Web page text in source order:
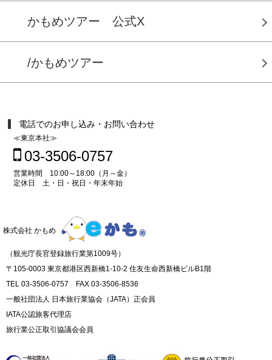
かもめツアー 公式X
/かもめツアー
電話でのお申し込み・お問い合わせ
≪東京本社≫
03-3506-0757
営業時間 10:00～18:00（月～金）
定休日 土・日・祝日・年末年始
株式会社 かもめ
（観光庁長官登録旅行業第1009号）
〒105-0003 東京都港区西新橋1-10-2 住友生命西新橋ビルB1階
TEL 03-3506-0757 FAX 03-3506-8536
一般社団法人 日本旅行業協会（JATA）正会員
IATA公認旅客代理店
旅行業公正取引協議会会員